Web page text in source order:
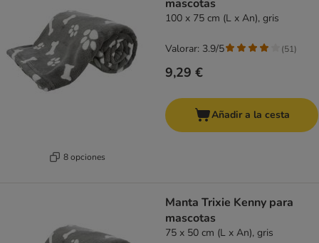
8 opciones
mascotas
100 x 75 cm (L x An), gris
9,29 €
Valorar: 3.9/5 (51)
Añadir a la cesta
Manta Trixie Kenny para
mascotas
75 x 50 cm (L x An), gris